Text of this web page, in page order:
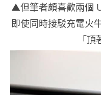
▲但筆者頗喜歡兩個
即使同時接駁充電火
「